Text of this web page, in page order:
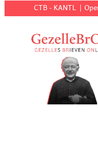
CTB - KANTL